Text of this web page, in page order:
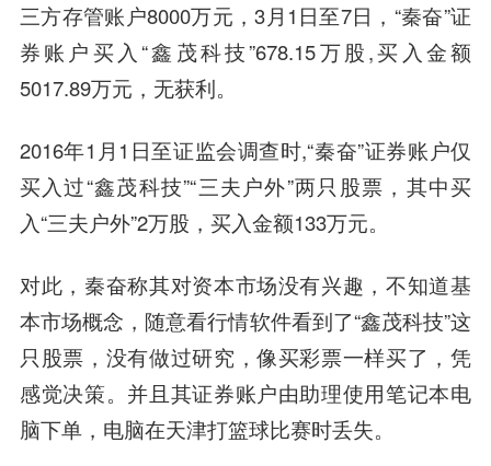
三方存管账户8000万元，3月1日至7日，“秦奋”证
券账户买入“鑫茂科技”678.15万股,买入金额
5017.89万元，无获利。
2016年1月1日至证监会调查时,“秦奋”证券账户仅
买入过“鑫茂科技”“三夫户外”两只股票，其中买
入“三夫户外”2万股，买入金额133万元。
对此，秦奋称其对资本市场没有兴趣，不知道基
本市场概念，随意看行情软件看到了“鑫茂科技”这
只股票，没有做过研究，像买彩票一样买了，凭
感觉决策。并且其证券账户由助理使用笔记本电
脑下单，电脑在天津打篮球比赛时丢失。